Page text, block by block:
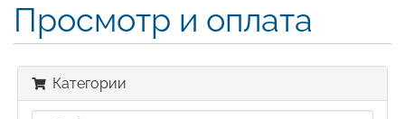
Просмотр и оплата
Категории